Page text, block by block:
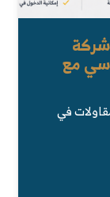
مع
في